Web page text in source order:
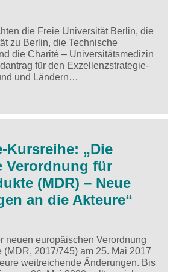
die Freie Universität Berlin, die
zu Berlin, die Technische
die Charité – Universitätsmedizin
für den Exzellenzstrategie-
und Ländern…
Kursreihe: „Die
Verordnung für
(MDR) – Neue
an die Akteure“
neuen europäischen Verordnung
(MDR, 2017/745) am 25. Mai 2017
weitreichende Änderungen. Bis